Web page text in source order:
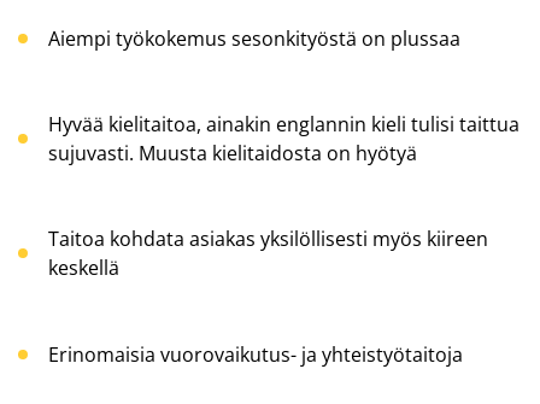
Aiempi työkokemus sesonkityöstä on plussaa
Hyvää kielitaitoa, ainakin englannin kieli tulisi taittua
sujuvasti. Muusta kielitaidosta on hyötyä
Taitoa kohdata asiakas yksilöllisesti myös kiireen
keskellä
Erinomaisia vuorovaikutus- ja yhteistyötaitoja